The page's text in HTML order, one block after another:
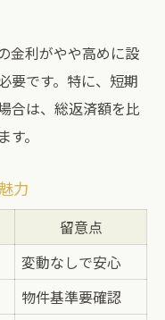
金利がやや高めに設
要です。特に、短期
合は、総返済額を比
。
力
留意点
変動なしで安心
物件基準要確認